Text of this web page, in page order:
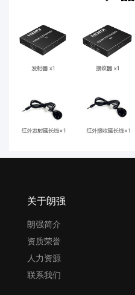
关于朗强
朗强简介
资质荣誉
人力资源
联系我们